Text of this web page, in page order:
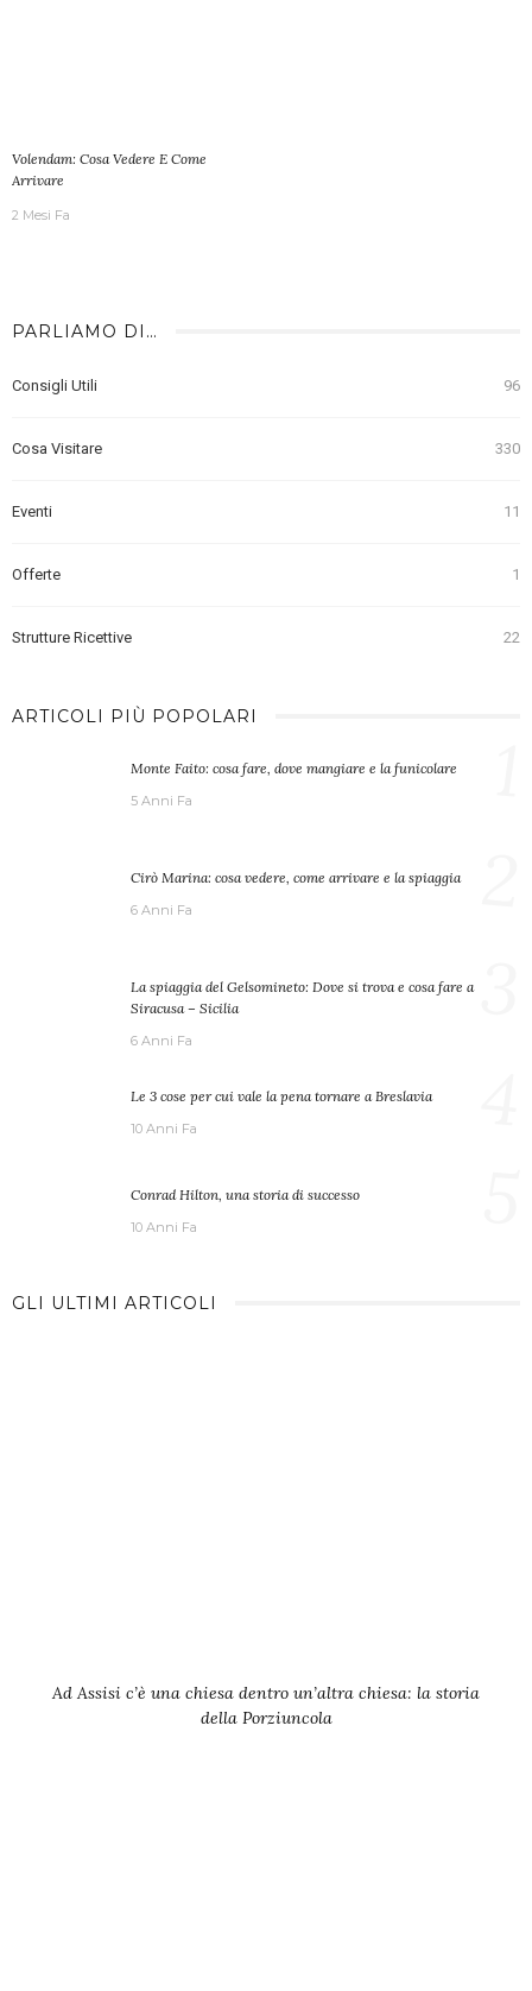
Volendam: Cosa Vedere E Come
Arrivare
2 Mesi Fa
PARLIAMO DI…
Consigli Utili 96
Cosa Visitare 330
Eventi 11
Offerte 1
Strutture Ricettive 22
ARTICOLI PIÙ POPOLARI
Monte Faito: cosa fare, dove mangiare e la funicolare
5 Anni Fa
Cirò Marina: cosa vedere, come arrivare e la spiaggia
6 Anni Fa
La spiaggia del Gelsomineto: Dove si trova e cosa fare a
Siracusa – Sicilia
6 Anni Fa
Le 3 cose per cui vale la pena tornare a Breslavia
10 Anni Fa
Conrad Hilton, una storia di successo
10 Anni Fa
GLI ULTIMI ARTICOLI
Ad Assisi c’è una chiesa dentro un’altra chiesa: la storia
della Porziuncola